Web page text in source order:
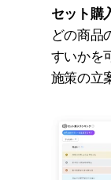
セット購
どの商品
すいかを
施策の立